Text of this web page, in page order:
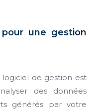
une gestion
logiciel de gestion est
des données
générés par votre